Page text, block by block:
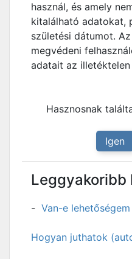
használ, és amely
kitalálható adatokat,
születési dátumot.
megvédeni
adatait az
Hasznosnak
Igen
Leggyakoribb
Van-e
Hogyan juthatok